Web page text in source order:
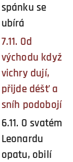
spánku se
ubírá
7.11. Od
východu když
vichry dují,
přijde déšť a
sníh podobojí
6.11. O svatém
Leonardu
opatu, obilí